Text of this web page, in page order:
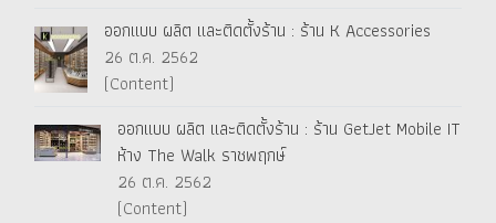
ออกแบบ ผลิต และติดตั้งร้าน : ร้าน K Accessories
26 ต.ค. 2562
(Content)
ออกแบบ ผลิต และติดตั้งร้าน : ร้าน GetJet Mobile IT
ห้าง The Walk ราชพฤกษ์
26 ต.ค. 2562
(Content)